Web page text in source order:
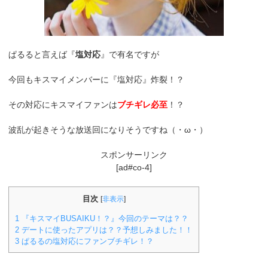
ぱるると言えば『塩対応』で有名ですが
今回もキスマイメンバーに『塩対応』炸裂！？
その対応にキスマイファンはブチギレ必至 ！？
波乱が起きそうな放送回になりそうですね（・ω・）
スポンサーリンク
[ad#co-4]
目次 [非表示]
1
『キスマイBUSAIKU！？』今回のテーマは？？
2 デートに使ったアプリは？？予想しみました！！
3 ぱるるの塩対応にファンブチギレ！？